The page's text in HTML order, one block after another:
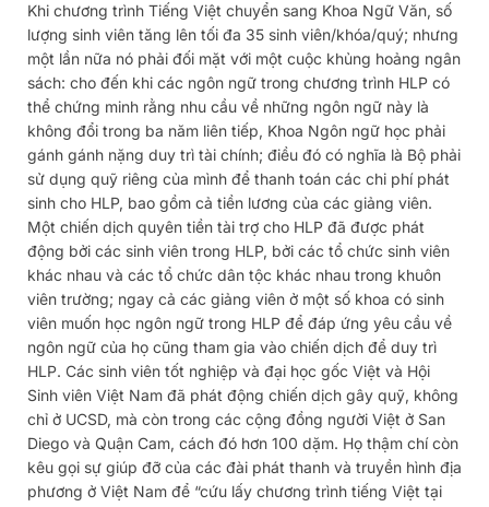
Khi chương trình Tiếng Việt chuyển sang Khoa Ngữ Văn, số
lượng sinh viên tăng lên tối đa 35 sinh viên/khóa/quý; nhưng
một lần nữa nó phải đối mặt với một cuộc khủng hoảng ngân
sách: cho đến khi các ngôn ngữ trong chương trình HLP có
thể chứng minh rằng nhu cầu về những ngôn ngữ này là
không đổi trong ba năm liên tiếp, Khoa Ngôn ngữ học phải
gánh gánh nặng duy trì tài chính; điều đó có nghĩa là Bộ phải
sử dụng quỹ riêng của mình để thanh toán các chi phí phát
sinh cho HLP, bao gồm cả tiền lương của các giảng viên.
Một chiến dịch quyên tiền tài trợ cho HLP đã được phát
động bởi các sinh viên trong HLP, bởi các tổ chức sinh viên
khác nhau và các tổ chức dân tộc khác nhau trong khuôn
viên trường; ngay cả các giảng viên ở một số khoa có sinh
viên muốn học ngôn ngữ trong HLP để đáp ứng yêu cầu về
ngôn ngữ của họ cũng tham gia vào chiến dịch để duy trì
HLP. Các sinh viên tốt nghiệp và đại học gốc Việt và Hội
Sinh viên Việt Nam đã phát động chiến dịch gây quỹ, không
chỉ ở UCSD, mà còn trong các cộng đồng người Việt ở San
Diego và Quận Cam, cách đó hơn 100 dặm. Họ thậm chí còn
kêu gọi sự giúp đỡ của các đài phát thanh và truyền hình địa
phương ở Việt Nam để “cứu lấy chương trình tiếng Việt tại